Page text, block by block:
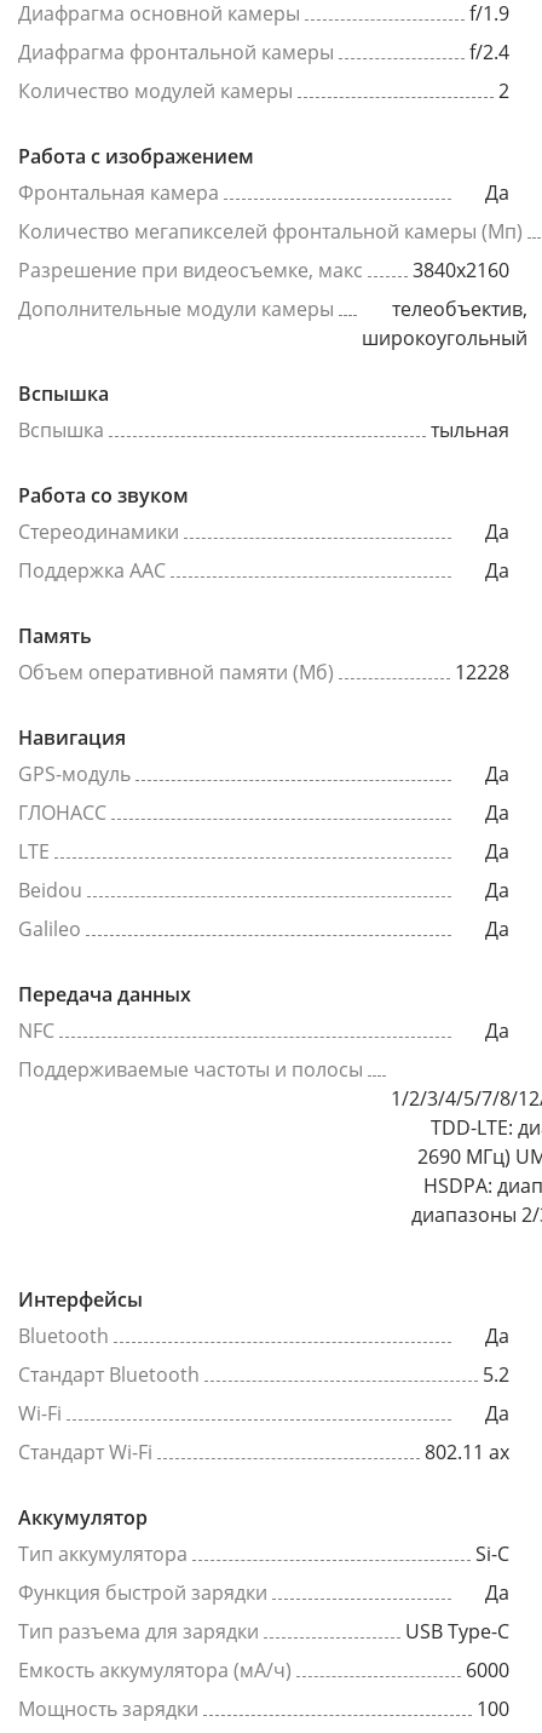
Диафрагма основной камеры
f/1.9
Диафрагма фронтальной камеры
f/2.4
Количество модулей камеры
2
Работа с изображением
Фронтальная камера
Да
Количество мегапикселей фронтальной камеры (Мп)
Разрешение при видеосъемке, макс
3840x2160
Дополнительные модули камеры
телеобъектив,
широкоугольный
Вспышка
Вспышка
тыльная
Работа со звуком
Стереодинамики
Да
Поддержка AAC
Да
Память
Объем оперативной памяти (Мб)
12228
Навигация
GPS-модуль
Да
ГЛОНАСС
Да
LTE
Да
Beidou
Да
Galileo
Да
Передача данных
NFC
Да
Поддерживаемые частоты и полосы
1/2/3/4/5/7/8/
TDD-LTE:
2690 МГц)
HSDPA:
диапазоны
Интерфейсы
Bluetooth
Да
Стандарт Bluetooth
5.2
Wi-Fi
Да
Стандарт Wi-Fi
802.11 ax
Аккумулятор
Тип аккумулятора
Si-C
Функция быстрой зарядки
Да
Тип разъема для зарядки
USB Type-C
Емкость аккумулятора (мА/ч)
6000
Мощность зарядки
100